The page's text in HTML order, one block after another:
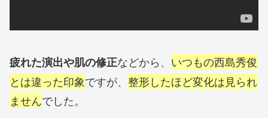
疲れた演出や肌の修正などから、 いつもの西島秀俊
とは違った印象ですが、 整形したほど変化は見られ
ませんでした。